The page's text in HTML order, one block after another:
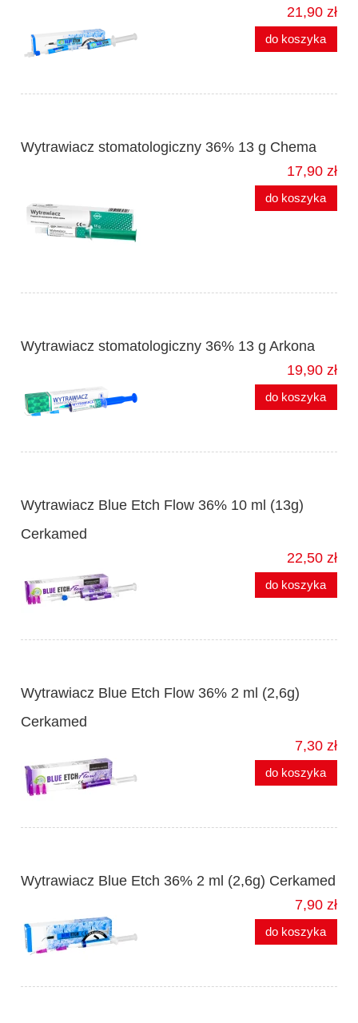
21,90 zł
do koszyka
Wytrawiacz stomatologiczny 36% 13 g Chema
17,90 zł
do koszyka
Wytrawiacz stomatologiczny 36% 13 g Arkona
19,90 zł
do koszyka
Wytrawiacz Blue Etch Flow 36% 10 ml (13g)
Cerkamed
22,50 zł
do koszyka
Wytrawiacz Blue Etch Flow 36% 2 ml (2,6g)
Cerkamed
7,30 zł
do koszyka
Wytrawiacz Blue Etch 36% 2 ml (2,6g) Cerkamed
7,90 zł
do koszyka